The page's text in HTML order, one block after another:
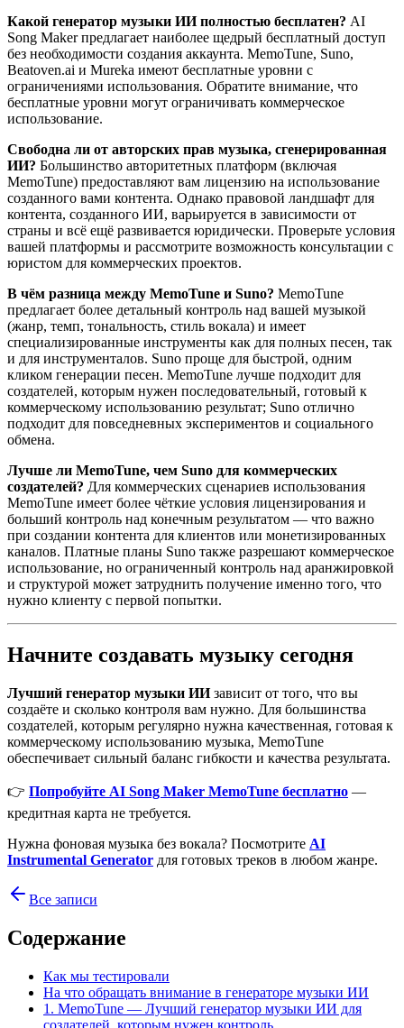
Какой генератор музыки ИИ полностью бесплатен? AI
Song Maker предлагает наиболее щедрый бесплатный доступ
без необходимости создания аккаунта. MemoTune, Suno,
Beatoven.ai и Mureka имеют бесплатные уровни с
ограничениями использования. Обратите внимание, что
бесплатные уровни могут ограничивать коммерческое
использование.
Свободна ли от авторских прав музыка, сгенерированная
ИИ? Большинство авторитетных платформ (включая
MemoTune) предоставляют вам лицензию на использование
созданного вами контента. Однако правовой ландшафт для
контента, созданного ИИ, варьируется в зависимости от
страны и всё ещё развивается юридически. Проверьте условия
вашей платформы и рассмотрите возможность консультации с
юристом для коммерческих проектов.
В чём разница между MemoTune и Suno? MemoTune
предлагает более детальный контроль над вашей музыкой
(жанр, темп, тональность, стиль вокала) и имеет
специализированные инструменты как для полных песен, так
и для инструменталов. Suno проще для быстрой, одним
кликом генерации песен. MemoTune лучше подходит для
создателей, которым нужен последовательный, готовый к
коммерческому использованию результат; Suno отлично
подходит для повседневных экспериментов и социального
обмена.
Лучше ли MemoTune, чем Suno для коммерческих
создателей? Для коммерческих сценариев использования
MemoTune имеет более чёткие условия лицензирования и
больший контроль над конечным результатом — что важно
при создании контента для клиентов или монетизированных
каналов. Платные планы Suno также разрешают коммерческое
использование, но ограниченный контроль над аранжировкой
и структурой может затруднить получение именно того, что
нужно клиенту с первой попытки.
Начните создавать музыку сегодня
Лучший генератор музыки ИИзависит от того, что вы
создаёте и сколько контроля вам нужно. Для большинства
создателей, которым регулярно нужна качественная, готовая к
коммерческому использованию музыка, MemoTune
обеспечивает сильный баланс гибкости и качества результата.
👉 Попробуйте AI Song Maker MemoTune бесплатно —
кредитная карта не требуется.
Нужна фоновая музыка без вокала? Посмотрите AI
Instrumental Generator для готовых треков в любом жанре.
Все записи
Содержание
Как мы тестировали
На что обращать внимание в генераторе музыки ИИ
1. MemoTune — Лучший генератор музыки ИИ для
создателей, которым нужен контроль